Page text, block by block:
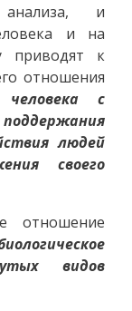
и
и на
приводят к
отношения
человека с
людей
своего
отношение
видов